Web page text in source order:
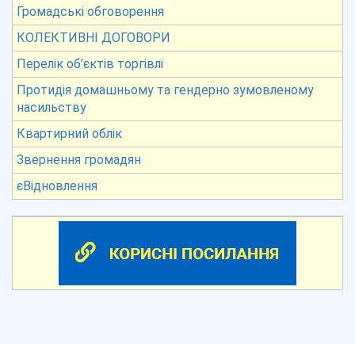
Громадські обговорення
КОЛЕКТИВНІ ДОГОВОРИ
Перелік об’єктів торгівлі
Протидія домашньому та гендерно зумовленому
насильству
Квартирний облік
Звернення громадян
єВідновлення